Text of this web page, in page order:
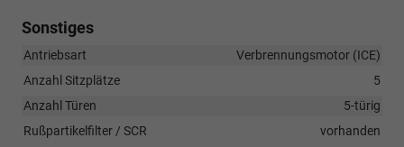
Sonstiges
Antriebsart
Verbrennungsmotor (ICE)
Anzahl Sitzplätze
5
Anzahl Türen
5-türig
Rußpartikelfilter / SCR
vorhanden